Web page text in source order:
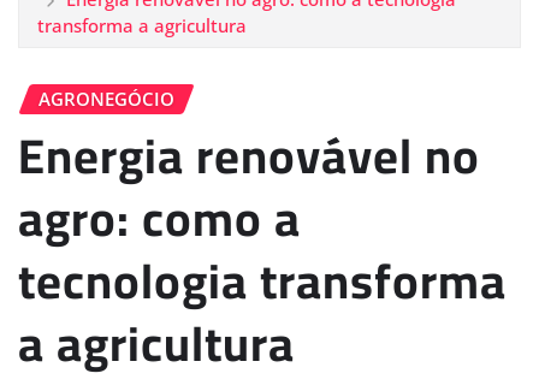
transforma a agricultura
AGRONEGÓCIO
Energia renovável no
agro: como a
tecnologia transforma
a agricultura